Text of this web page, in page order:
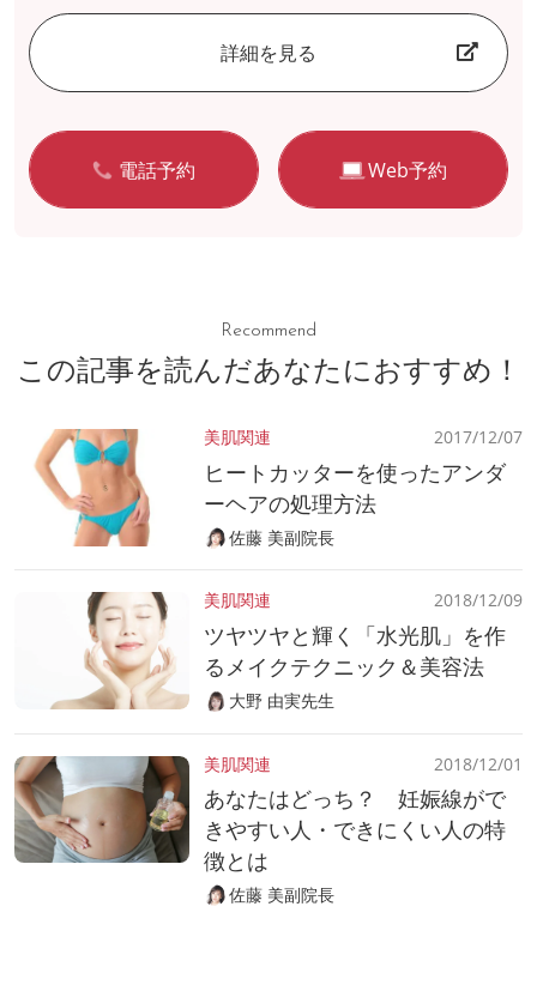
詳細を見る
電話予約 Web予約
Recommend
この記事を読んだあなたにおすすめ！
美肌関連 2017/12/07
ヒートカッターを使ったアンダ
ーヘアの処理方法
佐藤 美副院長
美肌関連 2018/12/09
ツヤツヤと輝く「水光肌」を作
るメイクテクニック＆美容法
大野 由実先生
美肌関連 2018/12/01
あなたはどっち？ 妊娠線がで
きやすい人・できにくい人の特
徴とは
佐藤 美副院長